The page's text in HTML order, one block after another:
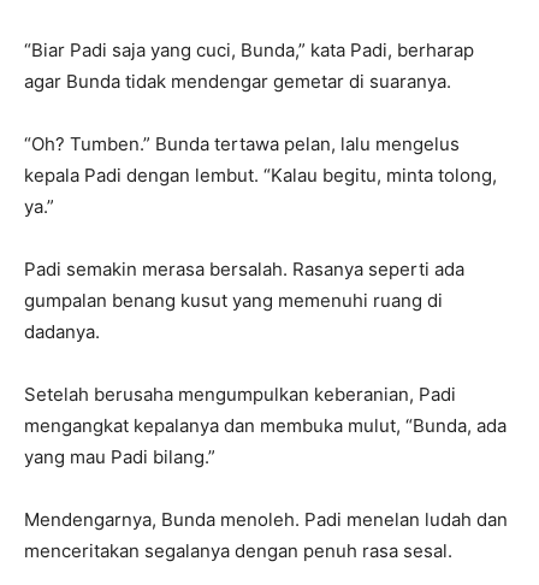
“Biar Padi saja yang cuci, Bunda,” kata Padi, berharap
agar Bunda tidak mendengar gemetar di suaranya.
“Oh? Tumben.” Bunda tertawa pelan, lalu mengelus
kepala Padi dengan lembut. “Kalau begitu, minta tolong,
ya.”
Padi semakin merasa bersalah. Rasanya seperti ada
gumpalan benang kusut yang memenuhi ruang di
dadanya.
Setelah berusaha mengumpulkan keberanian, Padi
mengangkat kepalanya dan membuka mulut, “Bunda, ada
yang mau Padi bilang.”
Mendengarnya, Bunda menoleh. Padi menelan ludah dan
menceritakan segalanya dengan penuh rasa sesal.